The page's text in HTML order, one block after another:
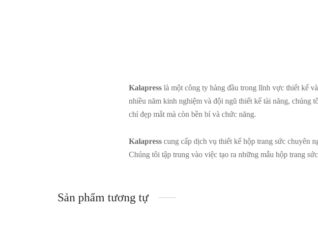
Kalapress là một công ty hàng đầu trong lĩnh vực thiết kế
nhiều năm kinh nghiệm và đội ngũ thiết kế tài năng, chúng
chỉ đẹp mắt mà còn bền bỉ và chức năng.
Kalapress cung cấp dịch vụ thiết kế hộp trang sức chuyên
Chúng tôi tập trung vào việc tạo ra những mẫu hộp trang
Sản phẩm tương tự